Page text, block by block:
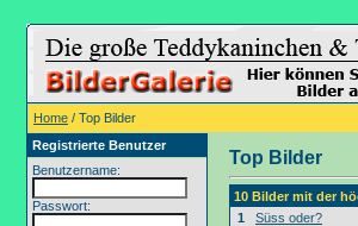
Home / Top Bilder
Registrierte Benutzer
Benutzername:
Passwort:
Top Bilder
10 Bilder mit der
1
Süss oder?